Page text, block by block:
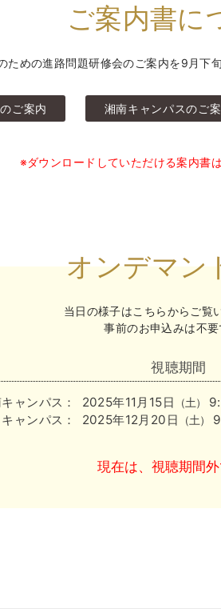
ご案内書に
ための進路問題研修会のご案内を9月下
ご案内 湘南キャンパスのご
※ダウンロードしていただける案内書
オンデマン
当日の様子はこちらからご覧
事前のお申込みは不要
視聴期間
ャンパス： 2025年11月15日 （土）
ャンパス：
2025年12月20日 （土）
現在は、視聴期間外